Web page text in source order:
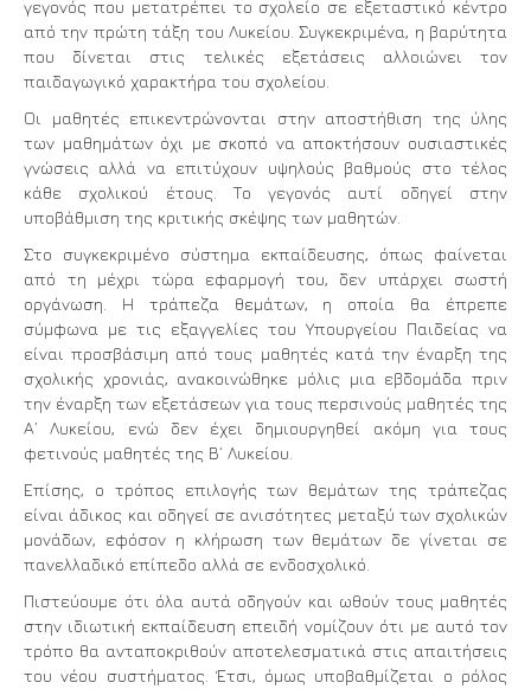
γεγονός που μετατρέπει το σχολείο σε εξεταστικό κέντρο
από την πρώτη τάξη του Λυκείου. Συγκεκριμένα, η βαρύτητα
που δίνεται στις τελικές εξετάσεις αλλοιώνει τον
παιδαγωγικό χαρακτήρα του σχολείου.
Οι μαθητές επικεντρώνονται στην αποστήθιση της ύλης
των μαθημάτων όχι με σκοπό να αποκτήσουν ουσιαστικές
γνώσεις αλλά να επιτύχουν υψηλούς βαθμούς στο τέλος
κάθε σχολικού έτους. Το γεγονός αυτί οδηγεί στην
υποβάθμιση της κριτικής σκέψης των μαθητών.
Στο συγκεκριμένο σύστημα εκπαίδευσης, όπως φαίνεται
από τη μέχρι τώρα εφαρμογή του, δεν υπάρχει σωστή
οργάνωση. Η τράπεζα θεμάτων, η οποία θα έπρεπε
σύμφωνα με τις εξαγγελίες του Υπουργείου Παιδείας να
είναι προσβάσιμη από τους μαθητές κατά την έναρξη της
σχολικής χρονιάς, ανακοινώθηκε μόλις μια εβδομάδα πριν
την έναρξη των εξετάσεων για τους περσινούς μαθητές της
Α’ Λυκείου, ενώ δεν έχει δημιουργηθεί ακόμη για τους
φετινούς μαθητές της Β’ Λυκείου.
Επίσης, ο τρόπος επιλογής των θεμάτων της τράπεζας
είναι άδικος και οδηγεί σε ανισότητες μεταξύ των σχολικών
μονάδων, εφόσον η κλήρωση των θεμάτων δε γίνεται σε
πανελλαδικό επίπεδο αλλά σε ενδοσχολικό.
Πιστεύουμε ότι όλα αυτά οδηγούν και ωθούν τους μαθητές
στην ιδιωτική εκπαίδευση επειδή νομίζουν ότι με αυτό τον
τρόπο θα ανταποκριθούν αποτελεσματικά στις απαιτήσεις
του νέου συστήματος. Έτσι, όμως υποβαθμίζεται ο ρόλος